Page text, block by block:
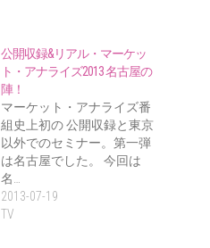
公開収録&リアル・マーケッ
ト・アナライズ2013 名古屋の
陣！
マーケット・アナライズ番
組史上初の 公開収録と東京
以外でのセミナー。第一弾
は名古屋でした。 今回は
名…
2013-07-19
TV